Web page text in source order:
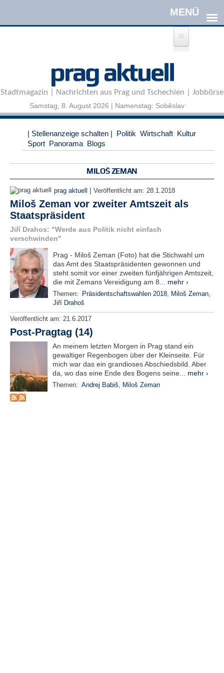
l
e
n
|
e
s
i
B
U
N
M
prag aktuell
Stadtmagazin | Nachrichten aus Prag und Tschechien | Jobbörse
Samstag, 8. August 2026 | Namenstag: Soběslav
| Stellenanzeige schalten | Politik Wirtschaft Kultur
Sport Panorama Blogs
MILOŠ ZEMAN
prag aktuell | Veröffentlicht am: 28.1.2018
Miloš Zeman vor zweiter Amtszeit als
Staatspräsident
Jiří Drahos: "Werde aus Politik nicht einfach
verschwinden"
Prag - Miloš Zeman (Foto) hat die Stichwahl um
das Amt des Staatspräsidenten gewonnen und
steht somit vor einer zweiten fünfjährigen Amtszeit,
die mit Zemans Vereidigung am 8... mehr ›
Themen: Präsidentschaftswahlen 2018, Miloš Zeman,
Jiří Drahoš
Veröffentlicht am: 21.6.2017
Post-Pragtag (14)
An meinem letzten Morgen in Prag stand ein
gewaltiger Regenbogen über der Kleinseite. Für
mich war das ein grandioses Abschiedsbild. Aber
da, wo das eine Ende des Bogens seine... mehr ›
Themen: Andrej Babiš, Miloš Zeman